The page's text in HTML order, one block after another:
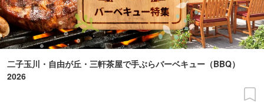
二子玉川・自由が丘・三軒茶屋で手ぶらバーベキュー（BBQ）
2026